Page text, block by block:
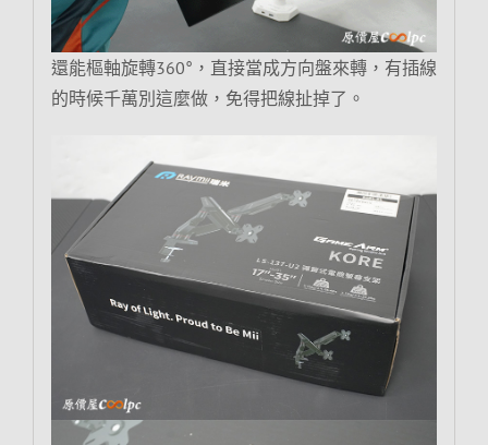
還能樞軸旋轉360°，直接當成方向盤來轉，有插線
的時候千萬別這麼做，免得把線扯掉了。